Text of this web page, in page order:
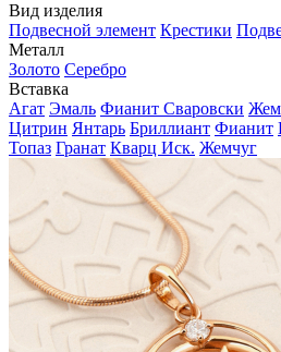
Вид изделия
Подвесной элемент Крестики
Металл
Золото Серебро
Вставка
Агат Эмаль Фианит Сваровски
Цитрин Янтарь Бриллиант Фианит
Топаз Гранат Кварц Иск. Жемчуг